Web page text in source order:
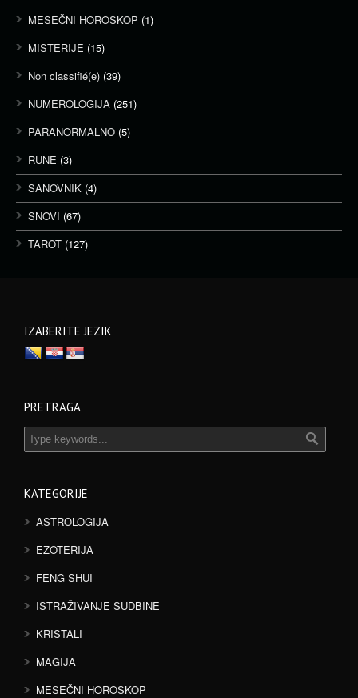
MESEČNI HOROSKOP (1)
MISTERIJE (15)
Non classifié(e) (39)
NUMEROLOGIJA (251)
PARANORMALNO (5)
RUNE (3)
SANOVNIK (4)
SNOVI (67)
TAROT (127)
IZABERITE JEZIK
PRETRAGA
KATEGORIJE
ASTROLOGIJA
EZOTERIJA
FENG SHUI
ISTRAŽIVANJE SUDBINE
KRISTALI
MAGIJA
MESEČNI HOROSKOP